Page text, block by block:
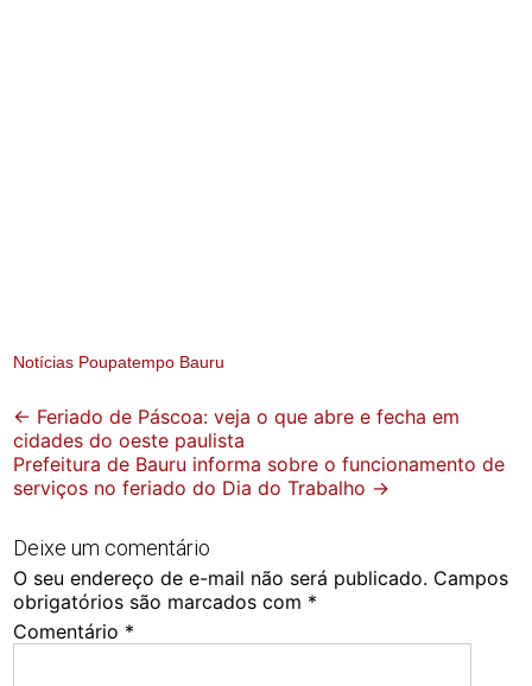
Notícias Poupatempo Bauru
Post
navigation
← Feriado de Páscoa: veja o que abre e fecha em
cidades do oeste paulista
Prefeitura de Bauru informa sobre o funcionamento de
serviços no feriado do Dia do Trabalho →
Deixe um comentário
O seu endereço de e-mail não será publicado. Campos
obrigatórios são marcados com *
Comentário *